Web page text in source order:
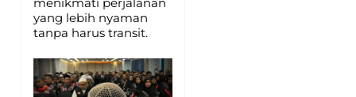
yang lebih nyaman
tanpa harus transit.